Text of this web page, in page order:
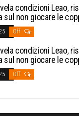
condizioni Leao,
sul non giocare le
Off
condizioni Leao,
sul non giocare le
Off